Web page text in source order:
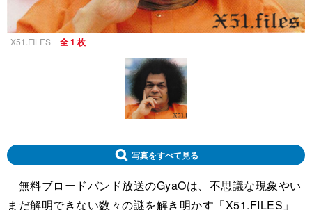
X51.FILES 全 1 枚
写真をすべて見る
無料ブロードバンド放送のGyaOは、不思議な現象やい
まだ解明できない数々の謎を解き明かす「X51.FILES」